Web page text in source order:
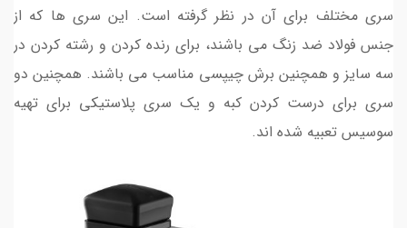
سری مختلف برای آن در نظر گرفته است. این سری ها که از
جنس فولاد ضد زنگ می باشند، برای رنده کردن و رشته کردن در
سه سایز و همچنین برش چیپسی مناسب می باشند. همچنین دو
سری برای درست کردن کبه و یک سری پلاستیکی برای تهیه
سوسیس تعبیه شده اند.